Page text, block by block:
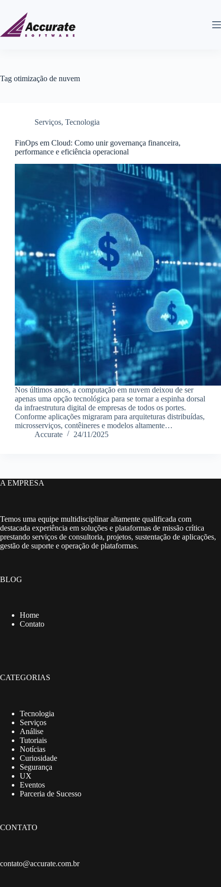
Tag otimização de nuvem
Serviços, Tecnologia
FinOps em Cloud: Como unir governança financeira,
performance e eficiência operacional
Nos últimos anos, a computação em nuvem deixou de ser
apenas uma opção tecnológica para se tornar a espinha dorsal
da infraestrutura digital de empresas de todos os portes.
Conforme aplicações migraram para arquiteturas distribuídas,
microsserviços, contêineres e modelos altamente…
Accurate
24/11/2025
A EMPRESA
Temos uma equipe multidisciplinar altamente qualificada com
destacada experiência em soluções e plataformas de missão crítica
prestando serviços de consultoria, projetos, sustentação de aplicações,
gestão de suporte e operação de plataformas.
BLOG
Home
Contato
CATEGORIAS
Tecnologia
Serviços
Análise
Tutoriais
Notícias
Curiosidade
Segurança
UX
Eventos
Parceria de Sucesso
CONTATO
contato@accurate.com.br